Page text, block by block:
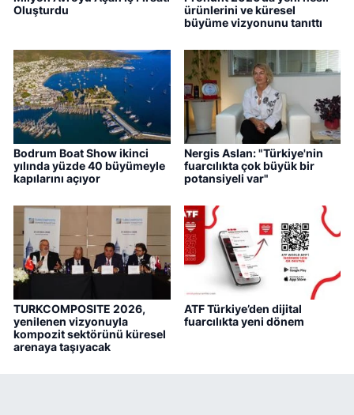
Oluşturdu
ürünlerini ve küresel
büyüme vizyonunu tanıttı
Bodrum Boat Show ikinci
yılında yüzde 40 büyümeyle
kapılarını açıyor
Nergis Aslan: "Türkiye'nin
fuarcılıkta çok büyük bir
potansiyeli var"
TURKCOMPOSITE 2026,
yenilenen vizyonuyla
kompozit sektörünü küresel
arenaya taşıyacak
ATF Türkiye’den dijital
fuarcılıkta yeni dönem